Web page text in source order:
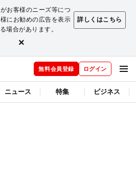
お客様のニーズ等につ
にお勧めの広告を表示
場合があります。
詳しくはこちら
×
無料会員登録 ログイン
ニュース 特集 ビジネス